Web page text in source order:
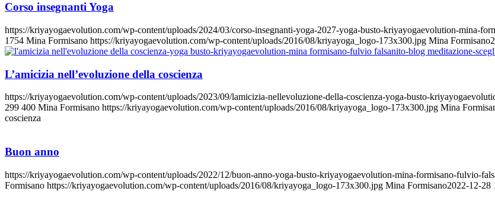
Corso insegnanti Yoga
https://kriyayogaevolution.com/wp-content/uploads/2024/03/corso-insegnanti-yoga-2027-yoga-busto-kriyayogaevolution-mina-
1754 Mina Formisano https://kriyayogaevolution.com/wp-content/uploads/2016/08/kriyayoga_logo-173x300.jpg Mina Formisano
L’amicizia nell’evoluzione della coscienza
https://kriyayogaevolution.com/wp-content/uploads/2023/09/lamicizia-nellevoluzione-della-coscienza-yoga-busto-
299 400 Mina Formisano https://kriyayogaevolution.com/wp-content/uploads/2016/08/kriyayoga_logo-173x300.jpg Mina
coscienza
Buon anno
https://kriyayogaevolution.com/wp-content/uploads/2022/12/buon-anno-yoga-busto-kriyayogaevolution-mina-formisano-fulvio-
Formisano https://kriyayogaevolution.com/wp-content/uploads/2016/08/kriyayoga_logo-173x300.jpg Mina Formisano2022-12-28